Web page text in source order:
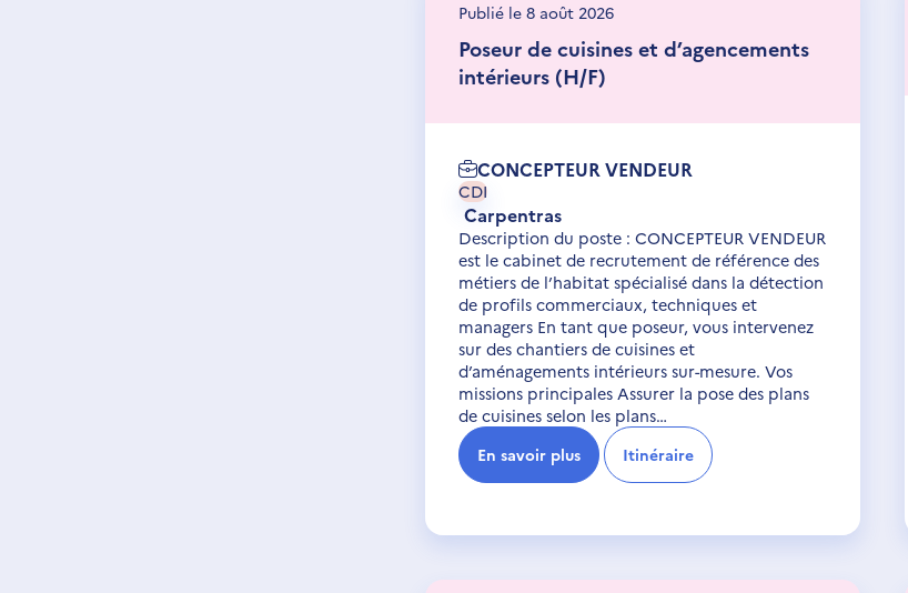
Publié le 8 août 2026
Poseur de cuisines et d’agencements
intérieurs (H/F)
CONCEPTEUR VENDEUR
CDI
Carpentras
Description du poste : CONCEPTEUR VENDEUR
est le cabinet de recrutement de référence des
métiers de l’habitat spécialisé dans la détection
de profils commerciaux, techniques et
managers En tant que poseur, vous intervenez
sur des chantiers de cuisines et
d’aménagements intérieurs sur-mesure. Vos
missions principales Assurer la pose des plans
de cuisines selon les plans…
En savoir plus
Itinéraire